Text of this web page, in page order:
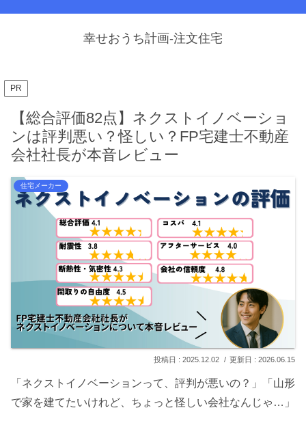
幸せおうち計画-注文住宅
PR
【総合評価82点】ネクストイノベーショ
ンは評判悪い？怪しい？FP宅建士不動産
会社社長が本音レビュー
住宅メーカー
2025.12.02 2026.06.15
「ネクストイノベーションって、評判が悪いの？」「山形
で家を建てたいけれど、ちょっと怪しい会社なんじゃ…」